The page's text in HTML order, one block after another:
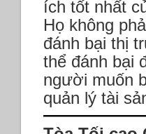
ích tốt nhất
Họ không
đánh bại thị
thể đánh bại
người muốn
quản lý tài